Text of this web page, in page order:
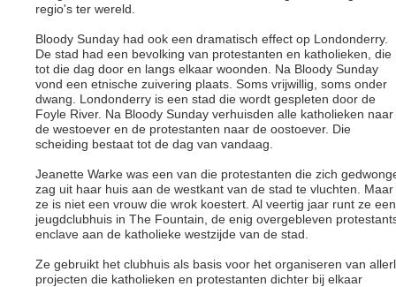
regio's ter wereld.
Bloody Sunday had ook een dramatisch effect op Londonderry.
De stad had een bevolking van protestanten en katholieken, die
tot die dag door en langs elkaar woonden. Na Bloody Sunday
vond een etnische zuivering plaats. Soms vrijwillig, soms onder
dwang. Londonderry is een stad die wordt gespleten door de
Foyle River. Na Bloody Sunday verhuisden alle katholieken naar
de westoever en de protestanten naar de oostoever. Die
scheiding bestaat tot de dag van vandaag.
Jeanette Warke was een van die protestanten die zich
zag uit haar huis aan de westkant van de stad te vluchten. Maar
ze is niet een vrouw die wrok koestert. Al veertig jaar runt ze een
jeugdclubhuis in The Fountain, de enig overgebleven
enclave aan de katholieke westzijde van de stad.
Ze gebruikt het clubhuis als basis voor het organiseren van
projecten die katholieken en protestanten dichter bij elkaar